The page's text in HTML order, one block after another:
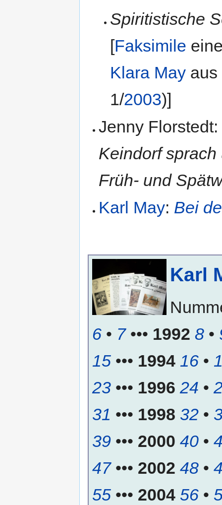
Spiritistische
[Faksimile
Klara Mayaus
1/2003)]
Jenny
Keindorf
Früh- und
Karl May: Bei
Karl
6 • 7••• 1992 8 •
15 ••• 1994 16 •
23 ••• 1996 24 •
31 ••• 1998 32 •
39 ••• 2000 40 •
47••• 2002 48 •
55 ••• 2004 56 •